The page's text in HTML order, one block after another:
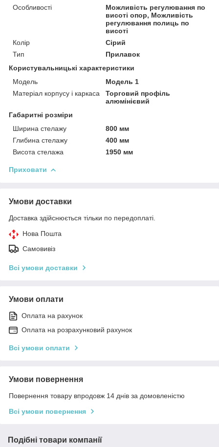
Особливості
Можливість регулювання по
висоті опор, Можливість
регулювання полиць по
висоті
Колір
Сірий
Тип
Прилавок
Користувальницькі характеристики
Модель
Модель 1
Матеріал корпусу і каркаса
Торговий профіль
алюмінієвий
Габаритні розміри
Ширина стелажу
800 мм
Глибина стелажу
400 мм
Висота стелажа
1950 мм
Приховати
Умови доставки
Доставка здійснюється тільки по передоплаті.
Нова Пошта
Самовивіз
Всі умови доставки
Умови оплати
Оплата на рахунок
Оплата на розрахунковий рахунок
Всі умови оплати
Умови повернення
Повернення товару впродовж 14 днів за домовленістю
Всі умови повернення
Подібні товари компанії